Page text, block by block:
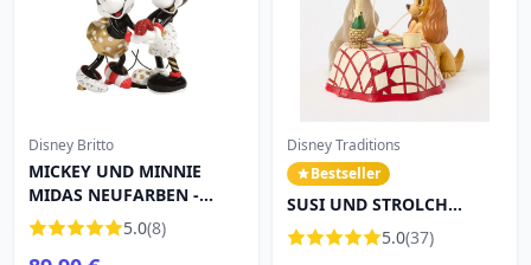
Disney Britto
MICKEY UND MINNIE
MIDAS NEUFARBEN -
DISNEY BRITTO
5.0(8)
Disney Traditions
Bestseller
SUSI UND STROLCH
Spaghetti - DISNEY
TRADITIONS
5.0(37)